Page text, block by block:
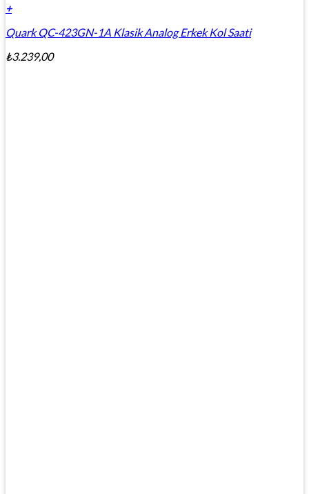
+
Quark QC-423GN-1A Klasik Analog Erkek Kol Saati
₺3.239,00